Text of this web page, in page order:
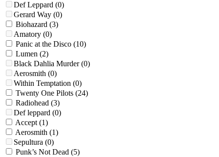
Def Leppard (0)
Gerard Way (0)
Biohazard (3)
Amatory (0)
Panic at the Disco (10)
Lumen (2)
Black Dahlia Murder (0)
Aerosmith (0)
Within Temptation (0)
Twenty One Pilots (24)
Radiohead (3)
Def leppard (0)
Accept(1)
Aerosmith (1)
Sepultura (0)
Punk’s Not Dead (5)